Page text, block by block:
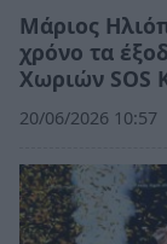
Μάριος
χρόνο τα
Χωριών SOS
20/06/2026 10:57